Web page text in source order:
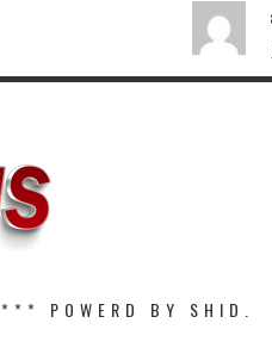
*** POWERD BY SHID.